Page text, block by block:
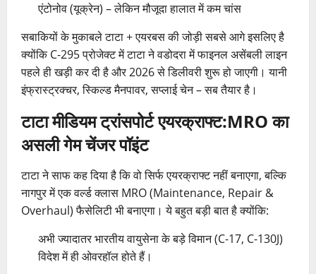
एंटोनोव (यूक्रेन) – लेकिन मौजूदा हालात में कम चांस
सबाकियों के मुकाबले टाटा + एयरबस की जोड़ी सबसे आगे इसलिए है
क्योंकि C-295 प्रोजेक्ट में टाटा ने वडोदरा में फाइनल असेंबली लाइन
पहले ही खड़ी कर दी है और 2026 से डिलीवरी शुरू हो जाएगी। यानी
इंफ्रास्ट्रक्चर, स्किल्ड मैनपावर, सप्लाई चेन – सब तैयार है।
टाटा मीडियम ट्रांसपोर्ट एयरक्राफ्ट:MRO का
असली गेम चेंजर पॉइंट
टाटा ने साफ कह दिया है कि वो सिर्फ एयरक्राफ्ट नहीं बनाएगा, बल्कि
नागपुर में एक वर्ल्ड क्लास MRO (Maintenance, Repair &
Overhaul) फैसेलिटी भी बनाएगा। ये बहुत बड़ी बात है क्योंकि:
अभी ज्यादातर भारतीय वायुसेना के बड़े विमान (C-17, C-130J)
विदेश में ही ओवरहॉल होते हैं।